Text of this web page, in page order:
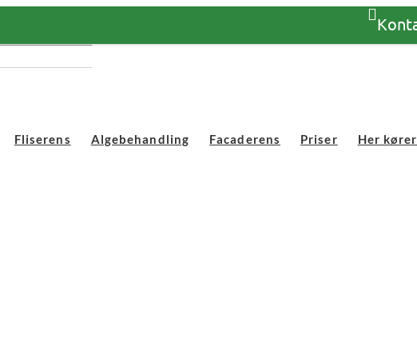
Fliserens Algebehandling Facaderens Priser Her